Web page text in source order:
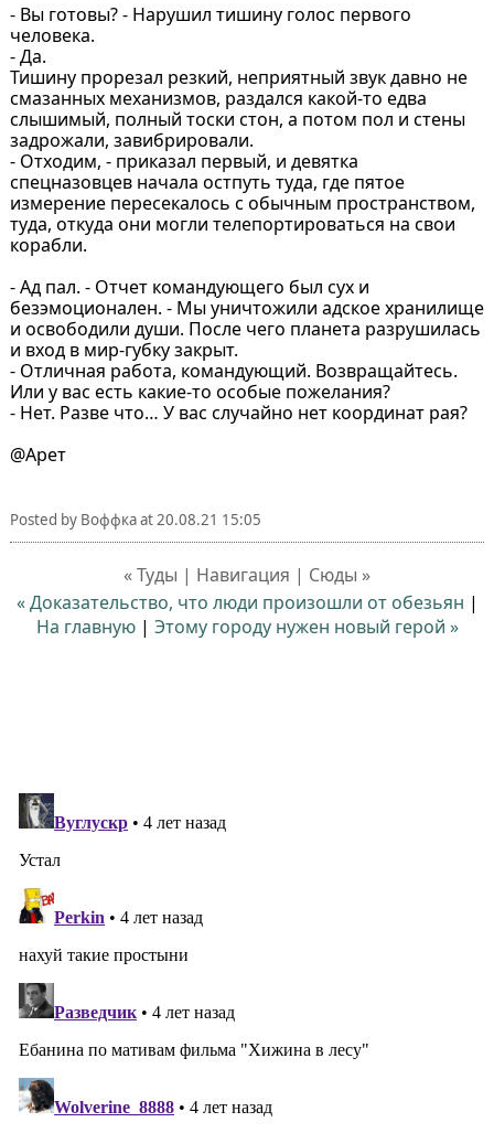
- Вы готовы? - Нарушил тишину голос первого
человека.
- Да.
Тишину прорезал резкий, неприятный звук давно не
смазанных механизмов, раздался какой-то едва
слышимый, полный тоски стон, а потом пол и стены
задрожали, завибрировали.
- Отходим, - приказал первый, и девятка
спецназовцев начала остпуть туда, где пятое
измерение пересекалось с обычным пространством,
туда, откуда они могли телепортироваться на свои
корабли.
- Ад пал. - Отчет командующего был сух и
безэмоционален. - Мы уничтожили адское хранилище
и освободили души. После чего планета разрушилась
и вход в мир-губку закрыт.
- Отличная работа, командующий. Возвращайтесь.
Или у вас есть какие-то особые пожелания?
- Нет. Разве что… У вас случайно нет координат рая?
@Арет
Posted by Воффкаat 20.08.21 15:05
« Туды | Навигация | Сюды »
« Доказательство, что люди произошли от обезьян |
На главную| Этому городу нужен новый герой »